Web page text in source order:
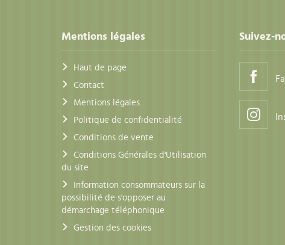
Mentions légales
Haut de page
Contact
Mentions légales
Politique de confidentialité
Conditions de vente
Conditions Générales d'Utilisation
du site
Information consommateurs sur la
possibilité de s'opposer au
démarchage téléphonique
Gestion des cookies
Suivez-